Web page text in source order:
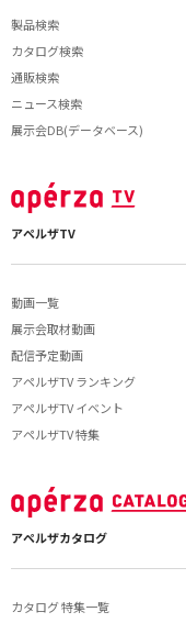
製品検索
カタログ検索
通販検索
ニュース検索
展示会DB(データベース)
アペルザTV
動画一覧
展示会取材動画
配信予定動画
アペルザTV ランキング
アペルザTV イベント
アペルザTV 特集
アペルザカタログ
カタログ 特集一覧